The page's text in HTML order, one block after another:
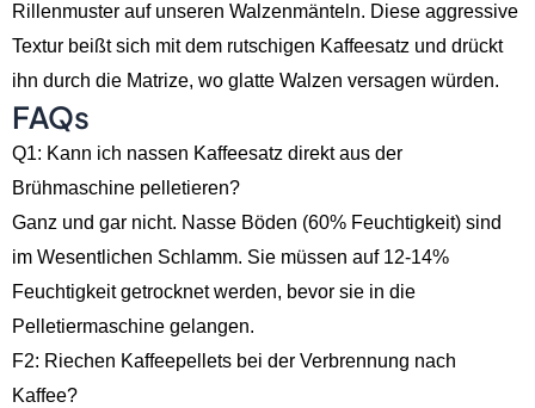
Rillenmuster auf unseren Walzenmänteln. Diese aggressive
Textur beißt sich mit dem rutschigen Kaffeesatz und drückt
ihn durch die Matrize, wo glatte Walzen versagen würden.
FAQs
Q1: Kann ich nassen Kaffeesatz direkt aus der
Brühmaschine pelletieren?
Ganz und gar nicht. Nasse Böden (60% Feuchtigkeit) sind
im Wesentlichen Schlamm. Sie müssen auf 12-14%
Feuchtigkeit getrocknet werden, bevor sie in die
Pelletiermaschine gelangen.
F2: Riechen Kaffeepellets bei der Verbrennung nach
Kaffee?